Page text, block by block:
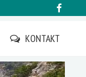
KONTAKT